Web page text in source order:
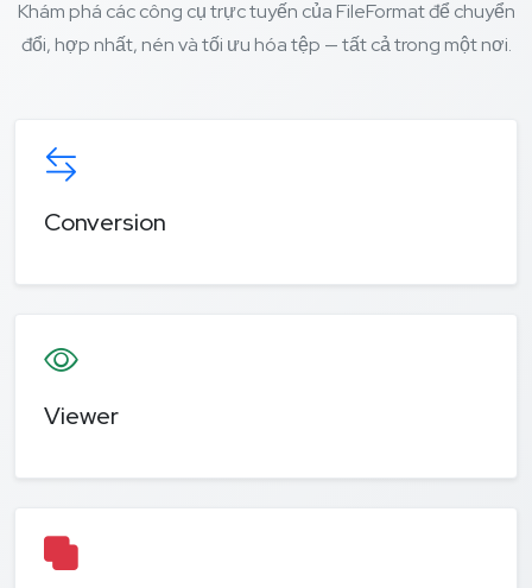
Khám phá các công cụ trực tuyến của FileFormat để chuyển
đổi, hợp nhất, nén và tối ưu hóa tệp — tất cả trong một nơi.
Conversion
Viewer